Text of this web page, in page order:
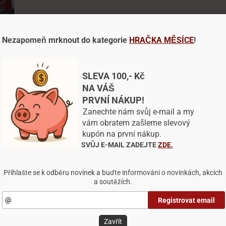
Pexik.cz
300 Kč
s využitím souborů cookies
webu pracujeme se soubory cookies, které nám
naše služby a personalizovat nabídky.
cookies si pamatují, co a jak ve svém prohlížeči na
děláte. Díky tomu webová stránka funguje podle vás a je
se přizpůsobit vašim preferencím.
některých typů souborů může mít vliv na vaši
s naším webem, také nebudeme schopni poskytnout
na základě vašich preferencí.
Odmítnout vše Přijmout všechny cookies
Nezapomeň mrknout do kategorie HRAČKA MĚSÍCE!
SLEVA 100,- Kč
NA VÁŠ
PRVNÍ NÁKUP!
Zanechte nám svůj e-mail a my
vám obratem zašleme slevový
kupón na první nákup.
SVŮJ E-MAIL ZADEJTEZDE.
Přihlašte se k odběru novinek a buďte informováni o novinkách, akcích
a soutěžích.
Registrovat email
Zavřít